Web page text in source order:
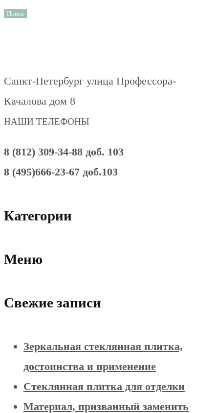
Поиск
Санкт-Петербург улица Профессора-
Качалова дом 8
НАШИ ТЕЛЕФОНЫ
8 (812) 309-34-88 доб. 103
8 (495)666-23-67 доб.103
Категории
Меню
Свежие записи
Зеркальная стеклянная плитка,
достоинства и применение
Стеклянная плитка для отделки
Материал, призванный заменить